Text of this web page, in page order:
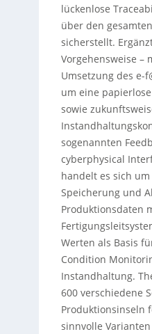
lückenlose
über den
sicherstellt.
Vorgehensweise –
Umsetzung des e-
um eine
sowie
sogenannten
cyberphysical
handelt es sich
Speicherung und
Produktionsdaten
Werten als Basis
Condition
Instandhaltung.
600 verschiedene
Produktionsinseln
sinnvolle